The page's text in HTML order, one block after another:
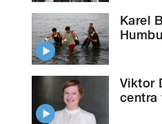
Karel
Viktor
centra